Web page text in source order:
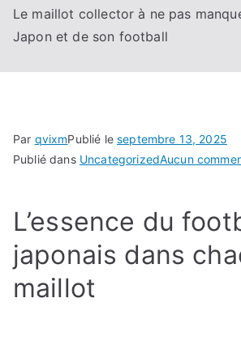
Le maillot collector à ne pas
Japon et de son football
Par qvixmPublié leseptembre 13, 2025
Publié dans UncategorizedAucun
L’essence du
japonais dans
maillot